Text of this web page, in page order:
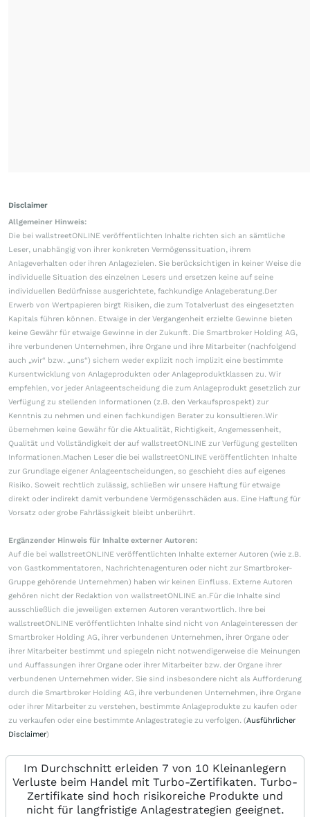
Disclaimer
Allgemeiner Hinweis:
Die bei wallstreetONLINE veröffentlichten Inhalte richten sich an sämtliche
Leser, unabhängig von ihrer konkreten Vermögenssituation, ihrem
Anlageverhalten oder ihren Anlagezielen. Sie berücksichtigen in keiner Weise die
individuelle Situation des einzelnen Lesers und ersetzen keine auf seine
individuellen Bedürfnisse ausgerichtete, fachkundige Anlageberatung.Der
Erwerb von Wertpapieren birgt Risiken, die zum Totalverlust des eingesetzten
Kapitals führen können. Etwaige in der Vergangenheit erzielte Gewinne bieten
keine Gewähr für etwaige Gewinne in der Zukunft. Die Smartbroker Holding AG,
ihre verbundenen Unternehmen, ihre Organe und ihre Mitarbeiter (nachfolgend
auch „wir“ bzw. „uns“) sichern weder explizit noch implizit eine bestimmte
Kursentwicklung von Anlageprodukten oder Anlageproduktklassen zu. Wir
empfehlen, vor jeder Anlageentscheidung die zum Anlageprodukt gesetzlich zur
Verfügung zu stellenden Informationen (z.B. den Verkaufsprospekt) zur
Kenntnis zu nehmen und einen fachkundigen Berater zu konsultieren.Wir
übernehmen keine Gewähr für die Aktualität, Richtigkeit, Angemessenheit,
Qualität und Vollständigkeit der auf wallstreetONLINE zur Verfügung gestellten
Informationen.Machen Leser die bei wallstreetONLINE veröffentlichten Inhalte
zur Grundlage eigener Anlageentscheidungen, so geschieht dies auf eigenes
Risiko. Soweit rechtlich zulässig, schließen wir unsere Haftung für etwaige
direkt oder indirekt damit verbundene Vermögensschäden aus. Eine Haftung für
Vorsatz oder grobe Fahrlässigkeit bleibt unberührt.
Ergänzender Hinweis für Inhalte externer Autoren:
Auf die bei wallstreetONLINE veröffentlichten Inhalte externer Autoren (wie z.B.
von Gastkommentatoren, Nachrichtenagenturen oder nicht zur Smartbroker-
Gruppe gehörende Unternehmen) haben wir keinen Einfluss. Externe Autoren
gehören nicht der Redaktion von wallstreetONLINE an.Für die Inhalte sind
ausschließlich die jeweiligen externen Autoren verantwortlich. Ihre bei
wallstreetONLINE veröffentlichten Inhalte sind nicht von Anlageinteressen der
Smartbroker Holding AG, ihrer verbundenen Unternehmen, ihrer Organe oder
ihrer Mitarbeiter bestimmt und spiegeln nicht notwendigerweise die Meinungen
und Auffassungen ihrer Organe oder ihrer Mitarbeiter bzw. der Organe ihrer
verbundenen Unternehmen wider. Sie sind insbesondere nicht als Aufforderung
durch die Smartbroker Holding AG, ihre verbundenen Unternehmen, ihre Organe
oder ihrer Mitarbeiter zu verstehen, bestimmte Anlageprodukte zu kaufen oder
zu verkaufen oder eine bestimmte Anlagestrategie zu verfolgen. (Ausführlicher
Disclaimer)
Im Durchschnitt erleiden 7 von 10 Kleinanlegern
Verluste beim Handel mit Turbo-Zertifikaten. Turbo-
Zertifikate sind hoch risikoreiche Produkte und
nicht für langfristige Anlagestrategien geeignet.